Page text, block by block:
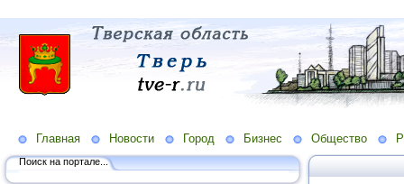
Главная Новости Город Бизнес Общество
Поиск на портале...